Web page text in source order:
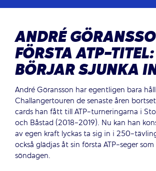
ANDRÉ
FÖRSTA ATP-
BÖRJAR SJUNKA
André Göransson har egentligen bara
Challangertouren de senaste åren
cards han fått till ATP-turneringarna i
och Båstad (2018-2019). Nu kan han
av egen kraft lyckas ta sig in i 250-
också glädjas åt sin första ATP-seger
söndagen.